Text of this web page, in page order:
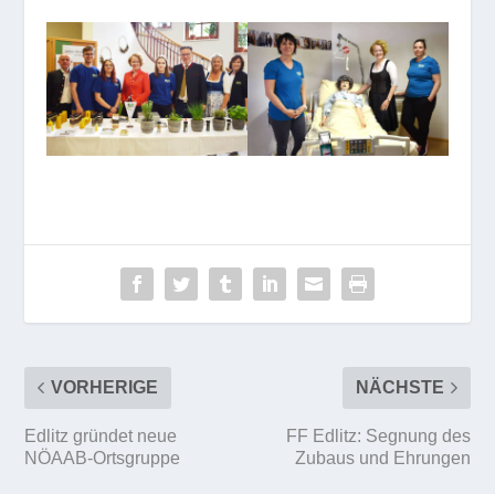
VORHERIGE
Edlitz gründet neue
NÖAAB-Ortsgruppe
NÄCHSTE
FF Edlitz: Segnung des
Zubaus und Ehrungen